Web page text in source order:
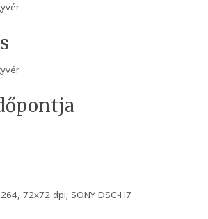
72x72 dpi; SONY DSC-H7